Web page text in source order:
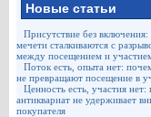
Новые статьи
Присутствие без включения:
мечети сталкиваются с
между посещением и
Поток есть, опыта нет:
не превращают посещение в
Ценность есть, участия нет:
антиквариат не удерживает
покупателя